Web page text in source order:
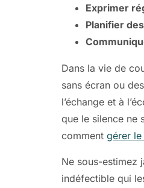
Exprimer
Planifier
Dans la vie de
sans écran ou
l’échange et à
que le silence ne
comment gérer le
Ne sous-estimez
indéfectible qui